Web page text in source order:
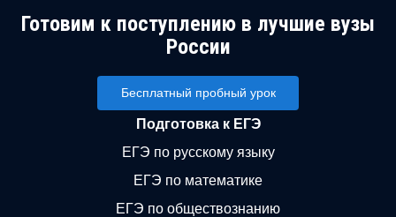
Готовим к поступлению в лучшие вузы
России
Бесплатный пробный урок
Подготовка к ЕГЭ
ЕГЭ по русскому языку
ЕГЭ по математике
ЕГЭ по обществознанию